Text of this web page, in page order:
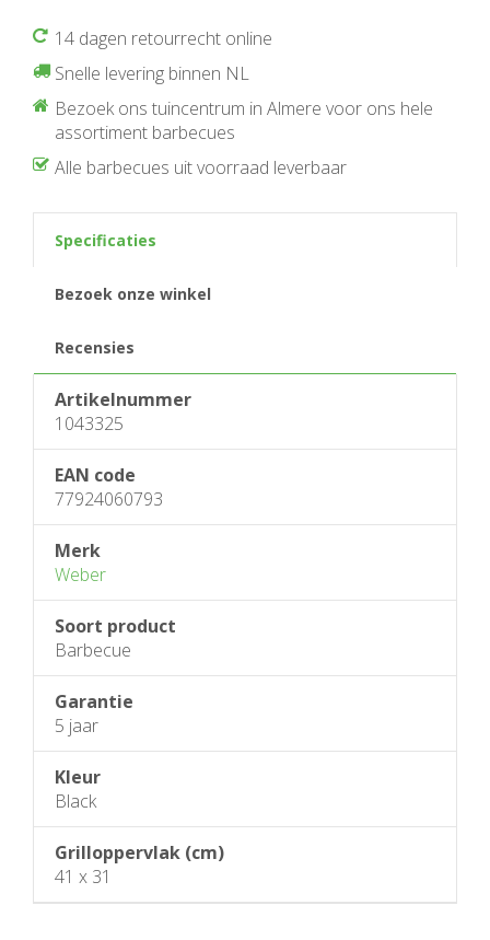
14 dagen retourrecht online
Snelle levering binnen NL
Bezoek ons tuincentrum in Almere voor ons hele
assortiment barbecues
Alle barbecues uit voorraad leverbaar
Specificaties
Bezoek onze winkel
Recensies
Artikelnummer
1043325
EAN code
77924060793
Merk
Weber
Soort product
Barbecue
Garantie
5 jaar
Kleur
Black
Grilloppervlak (cm)
41 x 31